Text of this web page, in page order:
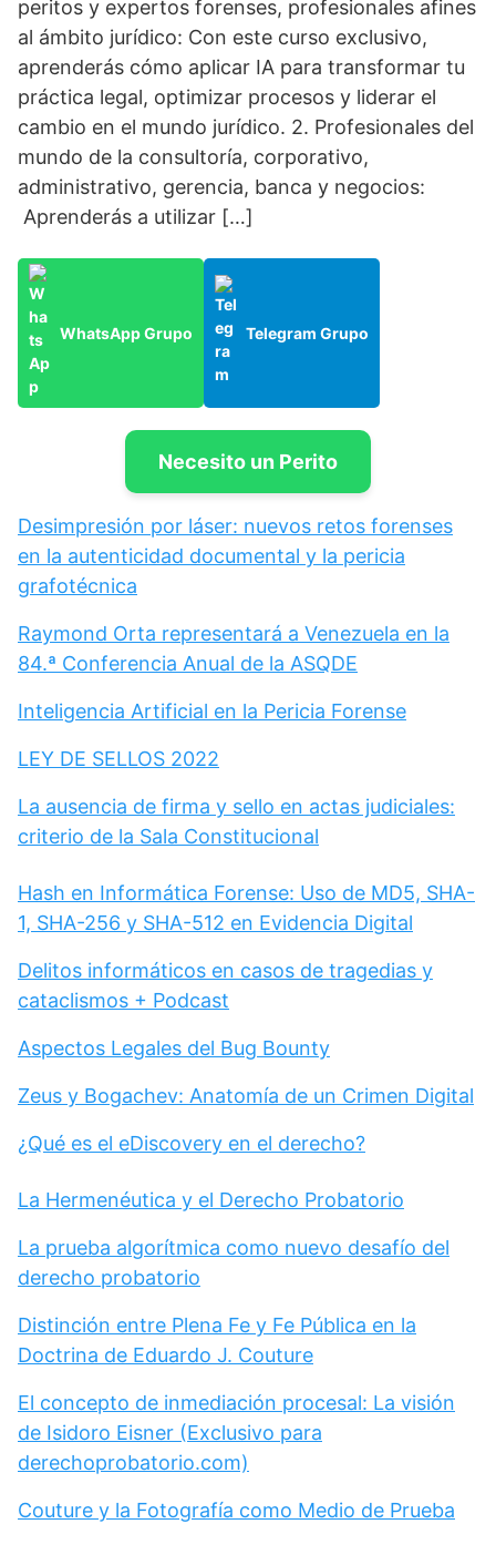
peritos y expertos forenses, profesionales afines
al ámbito jurídico: Con este curso exclusivo,
aprenderás cómo aplicar IA para transformar tu
práctica legal, optimizar procesos y liderar el
cambio en el mundo jurídico. 2. Profesionales del
mundo de la consultoría, corporativo,
administrativo, gerencia, banca y negocios:
Aprenderás a utilizar […]
WhatsApp Grupo Telegram Grupo
Necesito un Perito
Desimpresión por láser: nuevos retos forenses
en la autenticidad documental y la pericia
grafotécnica
Raymond Orta representará a Venezuela en la
84.ª Conferencia Anual de la ASQDE
Inteligencia Artificial en la Pericia Forense
LEY DE SELLOS 2022
La ausencia de firma y sello en actas judiciales:
criterio de la Sala Constitucional
Hash en Informática Forense: Uso de MD5, SHA-
1, SHA-256 y SHA-512 en Evidencia Digital
Delitos informáticos en casos de tragedias y
cataclismos + Podcast
Aspectos Legales del Bug Bounty
Zeus y Bogachev: Anatomía de un Crimen Digital
¿Qué es el eDiscovery en el derecho?
La Hermenéutica y el Derecho Probatorio
La prueba algorítmica como nuevo desafío del
derecho probatorio
Distinción entre Plena Fe y Fe Pública en la
Doctrina de Eduardo J. Couture
El concepto de inmediación procesal: La visión
de Isidoro Eisner (Exclusivo para
derechoprobatorio.com)
Couture y la Fotografía como Medio de Prueba